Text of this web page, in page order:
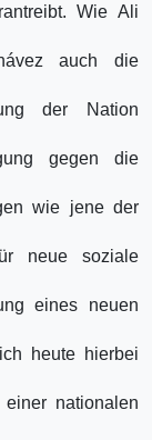
Wie Ali
auch die
der Nation
gegen die
wie jene der
neue soziale
eines neuen
heute hierbei
nationalen